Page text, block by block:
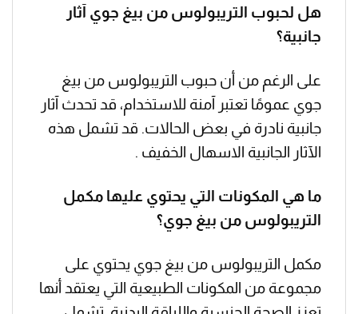
هل لحبوب التريبولوس من بيغ جوي آثار
جانبية؟
على الرغم من أن حبوب التريبولوس من بيغ
جوي عمومًا تعتبر آمنة للاستخدام، قد تحدث آثار
جانبية نادرة في بعض الحالات. قد تشمل هذه
الآثار الجانبية الاسهال الخفيف .
ما هي المكونات التي يحتوي عليها مكمل
التريبولوس من بيغ جوي؟
مكمل التريبولوس من بيغ جوي يحتوي على
مجموعة من المكونات الطبيعية التي يعتقد أنها